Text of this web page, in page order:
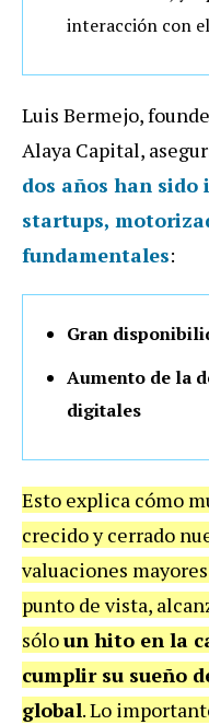
interacción con
Luis Bermejo,
Alaya Capital,
dos años han sido
startups,
fundamentales:
Gran
Aumento de la
digitales
Esto explica cómo
crecido y cerrado
valuaciones
punto de vista,
sóloun hito en la
cumplir su sueño
global. Lo